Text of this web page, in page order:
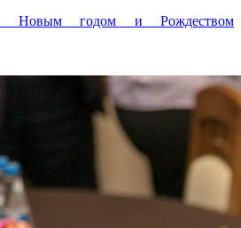
Новым годом и Рождеством